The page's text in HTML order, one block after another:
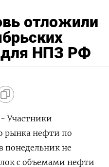
отложили
для НПЗ РФ
Участники
рынка нефти по
понедельник не
с объемами нефти